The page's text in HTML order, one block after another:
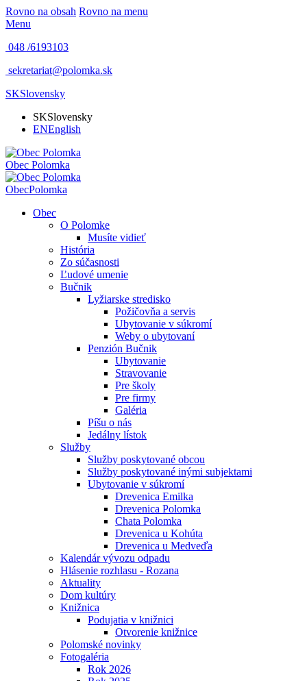
Rovno na obsah Rovno na menu
Menu
048 /6193103
sekretariat@polomka.sk
SKSlovensky
SKSlovensky
ENEnglish
Obec Polomka
ObecPolomka
Obec
O Polomke
Musíte vidieť
História
Zo súčasnosti
Ľudové umenie
Bučnik
Lyžiarske stredisko
Požičovňa a servis
Ubytovanie v súkromí
Weby o ubytovaní
Penzión Bučnik
Ubytovanie
Stravovanie
Pre školy
Pre firmy
Galéria
Píšu o nás
Jedálny lístok
Služby
Služby poskytované obcou
Služby poskytované inými subjektami
Ubytovanie v súkromí
Drevenica Emilka
Drevenica Polomka
Chata Polomka
Drevenica u Kohúta
Drevenica u Medveďa
Kalendár vývozu odpadu
Hlásenie rozhlasu - Rozana
Aktuality
Dom kultúry
Knižnica
Podujatia v knižnici
Otvorenie knižnice
Polomské novinky
Fotogaléria
Rok 2026